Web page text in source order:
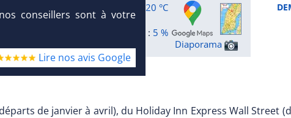
20 °C
: 5 %
Diaporama
de janvier à avril), du Holiday Inn Express Wall Street
conseillers sont à votre
Lire nos avis Google